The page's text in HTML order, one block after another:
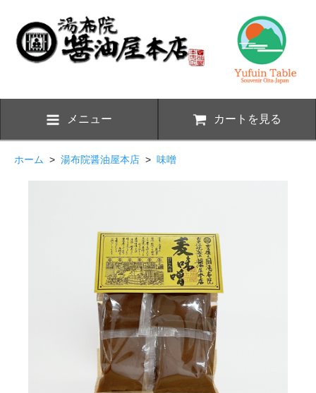
メニュー カートを見る
ホーム > 湯布院醤油屋本店 > 味噌